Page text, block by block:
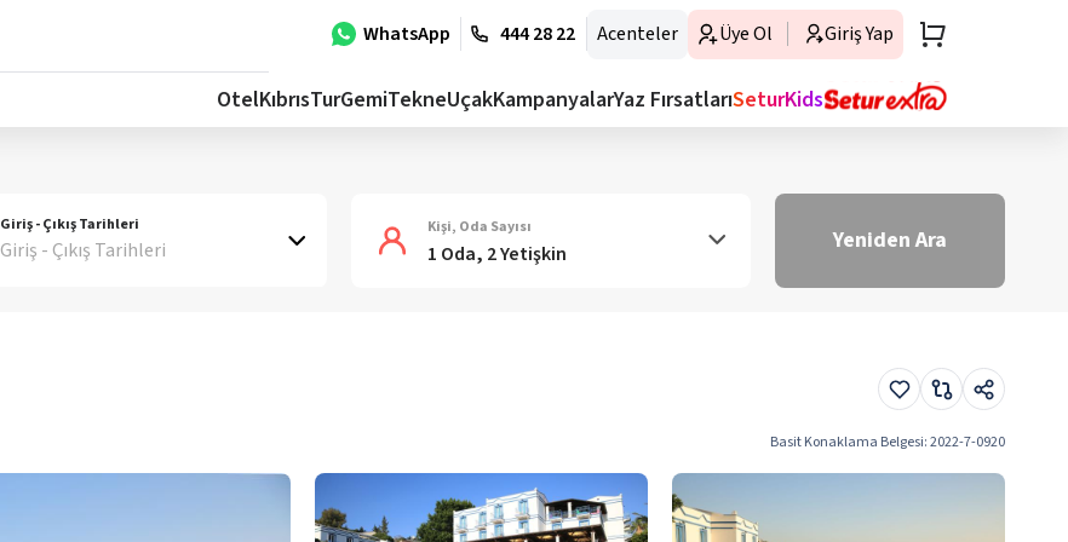
WhatsApp 444 28 22 Acenteler Üye Ol Giriş Yap
OtelKıbrısTurGemiTekneUçakKampanyalarYaz FırsatlarıSeturKids
Giriş - Çıkış Tarihleri
Giriş - Çıkış Tarihleri
Kişi, Oda Sayısı
1 Oda, 2 Yetişkin Yeniden Ara
Basit Konaklama Belgesi:2022-7-0920